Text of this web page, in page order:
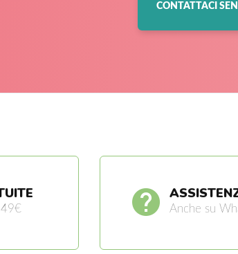
CONTATTACI
49€ Anche su